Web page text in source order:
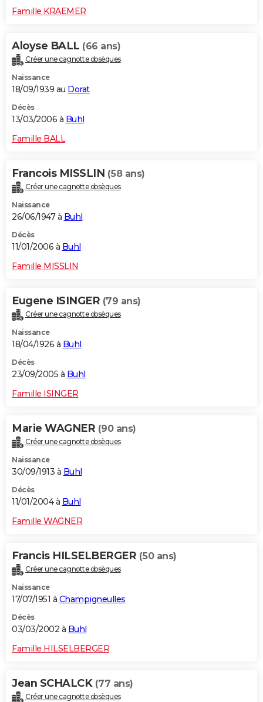
Famille KRAEMER
Aloyse BALL (66 ans)
Créer une cagnotte obsèques
Naissance
18/09/1939 au Dorat
Décès
13/03/2006 à Buhl
Famille BALL
Francois MISSLIN (58 ans)
Créer une cagnotte obsèques
Naissance
26/06/1947 à Buhl
Décès
11/01/2006 à Buhl
Famille MISSLIN
Eugene ISINGER (79 ans)
Créer une cagnotte obsèques
Naissance
18/04/1926 à Buhl
Décès
23/09/2005 à Buhl
Famille ISINGER
Marie WAGNER (90 ans)
Créer une cagnotte obsèques
Naissance
30/09/1913 à Buhl
Décès
11/01/2004 à Buhl
Famille WAGNER
Francis HILSELBERGER (50 ans)
Créer une cagnotte obsèques
Naissance
17/07/1951 à Champigneulles
Décès
03/03/2002 à Buhl
Famille HILSELBERGER
Jean SCHALCK (77 ans)
Créer une cagnotte obsèques